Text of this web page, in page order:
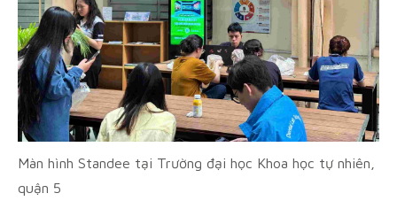
Màn hình Standee tại Trường đại học Khoa học tự nhiên,
quận 5